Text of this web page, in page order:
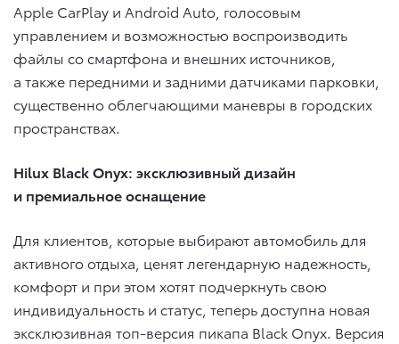
Apple CarPlay и Android Auto, голосовым
управлением и возможностью воспроизводить
файлы со смартфона и внешних источников,
а также передними и задними датчиками парковки,
существенно облегчающими маневры в городских
пространствах.
Hilux Black Onyx: эксклюзивный дизайн
и премиальное оснащение
Для клиентов, которые выбирают автомобиль для
активного отдыха, ценят легендарную надежность,
комфорт и при этом хотят подчеркнуть свою
индивидуальность и статус, теперь доступна новая
эксклюзивная топ-версия пикапа Black Onyx. Версия